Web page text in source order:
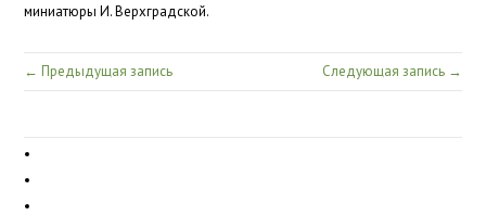
миниатюры И. Верхградской.
← Предыдущая запись Следующая запись →